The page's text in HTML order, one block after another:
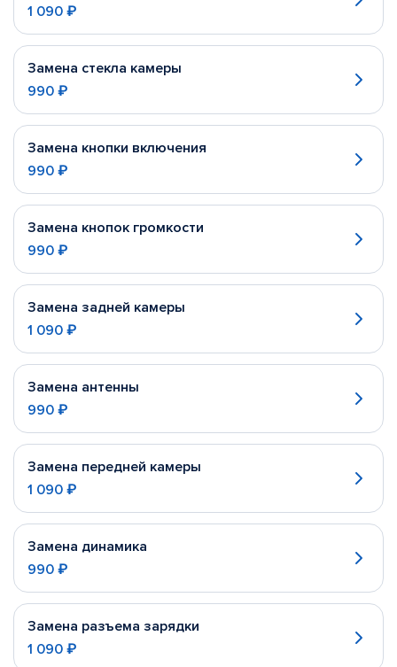
1 090 ₽
Замена стекла камеры
990 ₽
Замена кнопки включения
990 ₽
Замена кнопок громкости
990 ₽
Замена задней камеры
1 090 ₽
Замена антенны
990 ₽
Замена передней камеры
1 090 ₽
Замена динамика
990 ₽
Замена разъема зарядки
1 090 ₽